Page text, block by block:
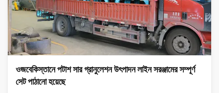
ওজবেকিস্তানে পটাশ সার গ্রানুলেশন উৎপাদন লাইন সরঞ্জামের সম্পূর্ণ
সেট পাঠানো হয়েছে